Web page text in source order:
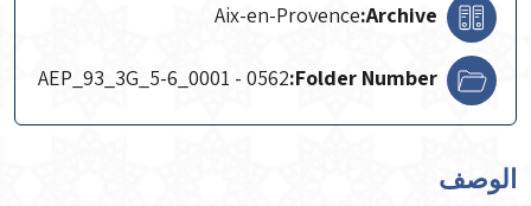
Archive:
Aix-en-Provence
Folder Number:
AEP_93_3G_5-6_0001 - 0562
الوصف